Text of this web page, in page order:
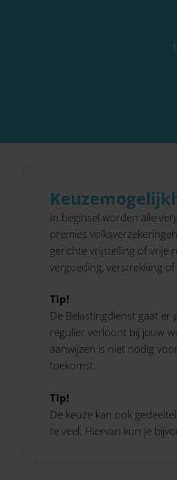
In beginsel worden alle
premies
gerichte vrijstelling of vrije
vergoeding, verstrekking
Tip!
De Belastingdienst gaat
regulier verloont bij jouw
aanwijzen is niet nodig
toekomst.
Tip!
De keuze kan ook
te veel. Hiervan kun je